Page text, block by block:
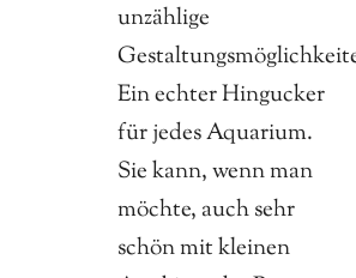
unzählige
Ein echter Hingucker
für jedes Aquarium.
Sie kann, wenn man
möchte, auch sehr
schön mit kleinen